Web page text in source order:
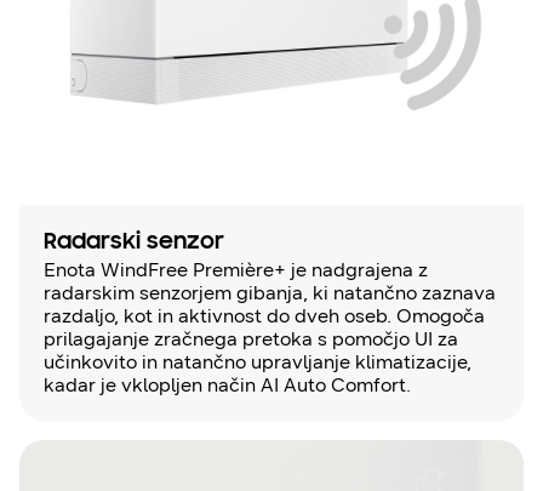
Radarski senzor
Enota WindFree Première+ je nadgrajena z
radarskim senzorjem gibanja, ki natančno zaznava
razdaljo, kot in aktivnost do dveh oseb. Omogoča
prilagajanje zračnega pretoka s pomočjo UI za
učinkovito in natančno upravljanje klimatizacije,
kadar je vklopljen način AI Auto Comfort.